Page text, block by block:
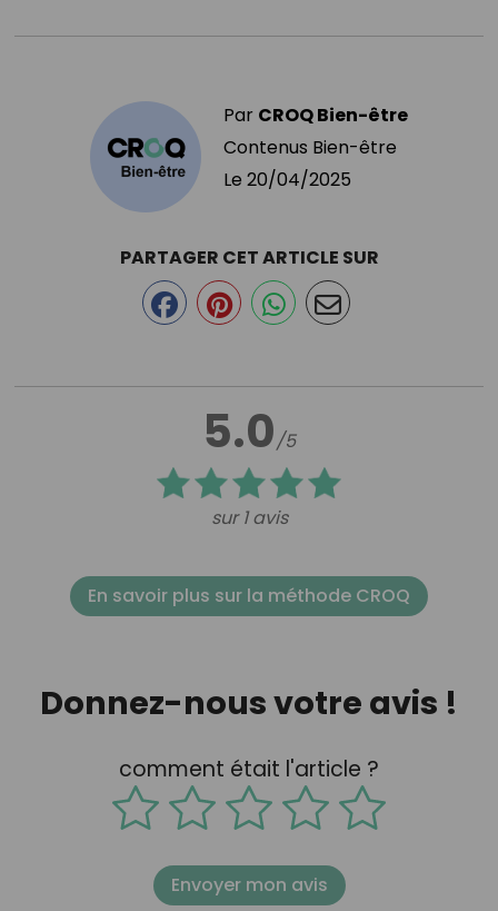
Par CROQ Bien-être
Contenus Bien-être
Le 20/04/2025
5.0/5
sur 1 avis
PARTAGER CET ARTICLE SUR
En savoir plus sur la méthode CROQ
Donnez-nous votre avis !
comment était l'article ?
Envoyer mon avis